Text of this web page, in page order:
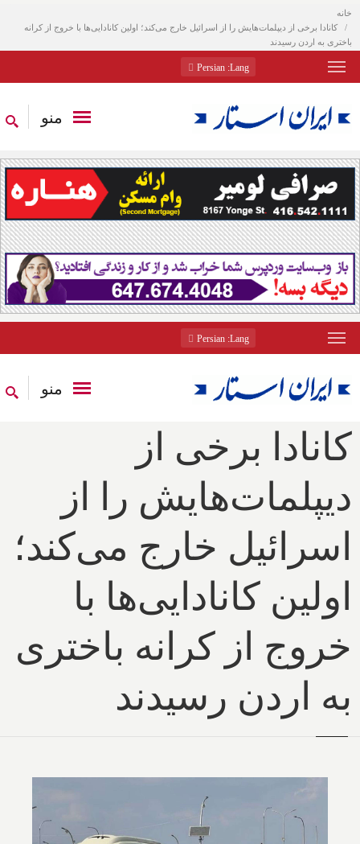
خانه
کانادا برخی از دیپلمات‌هایش را از اسرائیل خارج می‌کند؛ اولین کانادایی‌ها با خروج از کرانه
باختری به اردن رسیدند
Lang
: Persian
منو
Lang
: Persian
منو
کانادا برخی از
دیپلمات‌هایش را از
اسرائیل خارج می‌کند؛
اولین کانادایی‌ها با
خروج از کرانه باختری
به اردن رسیدند